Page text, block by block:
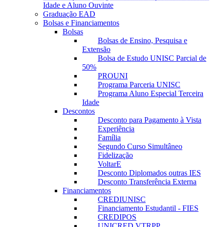
Idade e Aluno Ouvinte
Graduação EAD
Bolsas e Financiamentos
Bolsas
Bolsas de Ensino, Pesquisa e
Extensão
Bolsa de Estudo UNISC Parcial de
50%
PROUNI
Programa Parceria UNISC
Programa Aluno Especial Terceira
Idade
Descontos
Desconto para Pagamento à Vista
Experiência
Família
Segundo Curso Simultâneo
Fidelização
VoltarE
Desconto Diplomados outras IES
Desconto Transferência Externa
Financiamentos
CREDIUNISC
Financiamento Estudantil - FIES
CREDIPOS